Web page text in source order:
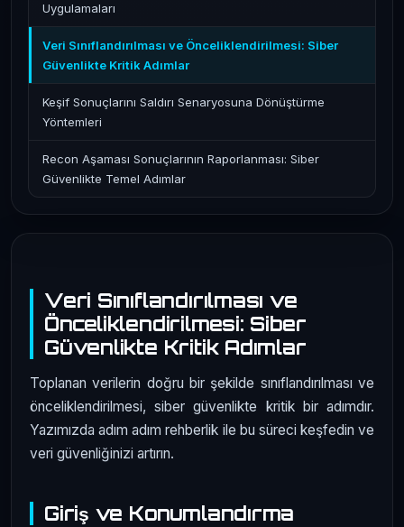
Veri Sınıflandırılması ve
Önceliklendirilmesi: Siber
Güvenlikte Kritik Adımlar
Toplanan verilerin doğru bir şekilde sınıflandırılması ve
önceliklendirilmesi, siber güvenlikte kritik bir adımdır.
Yazımızda adım adım rehberlik ile bu süreci keşfedin ve
veri güvenliğinizi artırın.
Giriş ve Konumlandırma
Uygulamaları
Veri Sınıflandırılması ve Önceliklendirilmesi: Siber
Güvenlikte Kritik Adımlar
Keşif Sonuçlarını Saldırı Senaryosuna Dönüştürme
Yöntemleri
Recon Aşaması Sonuçlarının Raporlanması: Siber
Güvenlikte Temel Adımlar